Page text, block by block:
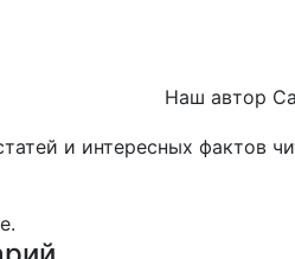
Наш автор
и интересных фактов